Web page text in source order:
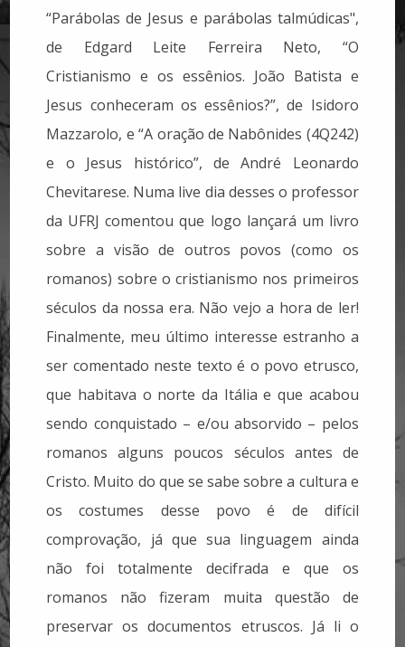
“Parábolas de Jesus e parábolas talmúdicas",
de Edgard Leite Ferreira Neto, “O
Cristianismo e os essênios. João Batista e
Jesus conheceram os essênios?”, de Isidoro
Mazzarolo, e “A oração de Nabônides (4Q242)
e o Jesus histórico”, de André Leonardo
Chevitarese. Numa live dia desses o professor
da UFRJ comentou que logo lançará um livro
sobre a visão de outros povos (como os
romanos) sobre o cristianismo nos primeiros
séculos da nossa era. Não vejo a hora de ler!
Finalmente, meu último interesse estranho a
ser comentado neste texto é o povo etrusco,
que habitava o norte da Itália e que acabou
sendo conquistado – e/ou absorvido – pelos
romanos alguns poucos séculos antes de
Cristo. Muito do que se sabe sobre a cultura e
os costumes desse povo é de difícil
comprovação, já que sua linguagem ainda
não foi totalmente decifrada e que os
romanos não fizeram muita questão de
preservar os documentos etruscos. Já li o